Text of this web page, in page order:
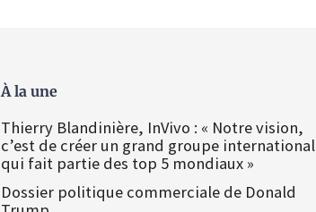
À la une
Thierry Blandinière, InVivo : « Notre vision,
c’est de créer un grand groupe international
qui fait partie des top 5 mondiaux »
Dossier politique commerciale de Donald